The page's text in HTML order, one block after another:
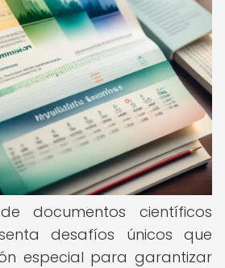
documentos científicos
desafíos únicos que
especial para garantizar